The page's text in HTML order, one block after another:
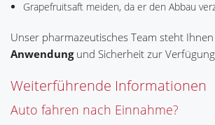
Grapefruitsaft meiden, da er den Abbau
Unser pharmazeutisches Team steht
Anwendungund Sicherheit zur
Weiterführende Informationen
Auto fahren nach Einnahme?